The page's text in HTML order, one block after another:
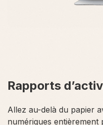
Rapports
Allez au-delà du papier
numériques entièrement